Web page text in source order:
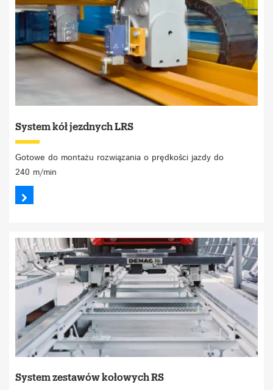
System kół jezdnych LRS
Gotowe do montażu rozwiązania o prędkości jazdy do
240 m/min
System zestawów kołowych RS